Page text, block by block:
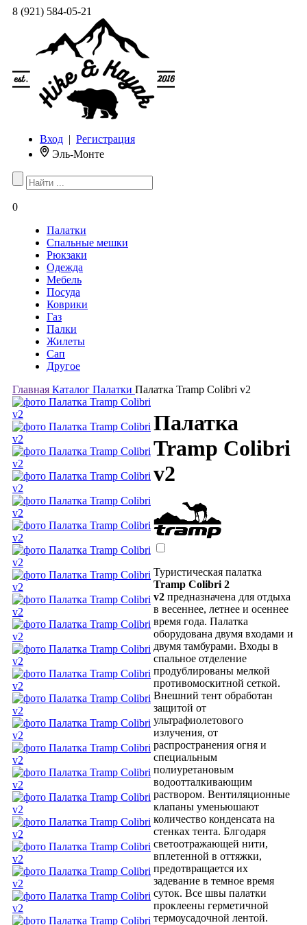
8 (921) 584-05-21
Вход | Регистрация
Эль-Монте
0
Палатки
Спальные мешки
Рюкзаки
Одежда
Мебель
Посуда
Коврики
Газ
Палки
Жилеты
Сап
Другое
Главная Каталог Палатки Палатка Tramp Colibri v2
Палатка
Tramp Colibri
v2
Туристическая палатка
Tramp Colibri 2
v2 предназначена для отдыха
в весеннее, летнее и осеннее
время года. Палатка
оборудована двумя входами и
двумя тамбурами. Входы в
спальное отделение
продублированы мелкой
противомоскитной сеткой.
Внешний тент обработан
защитой от
ультрафиолетового
излучения, от
распространения огня и
специальным
полиуретановым
водоотталкивающим
раствором. Вентиляционные
клапаны уменьюшают
количество конденсата на
стенках тента. Блгодаря
светоотражающей нити,
вплетенной в оттяжки,
предотвращается их
задевание в темное время
суток. Все швы палатки
проклеены герметичной
термоусадочной лентой.